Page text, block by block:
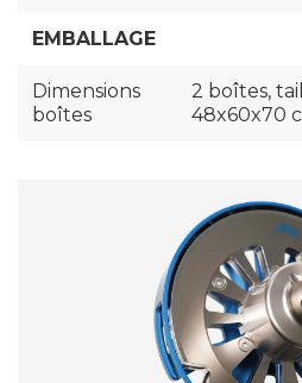
EMBALLAGE
Dimensions
boîtes
2 boîtes,
48x60x70